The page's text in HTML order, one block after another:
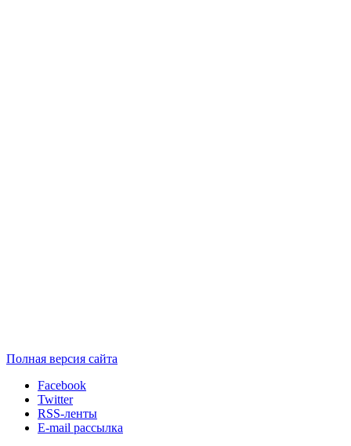
Полная версия сайта
Facebook
Twitter
RSS-ленты
E-mail рассылка